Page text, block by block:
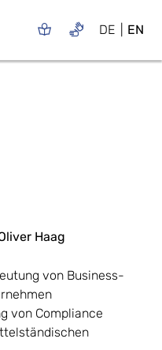
DE EN
Haag
von Business-
von Compliance